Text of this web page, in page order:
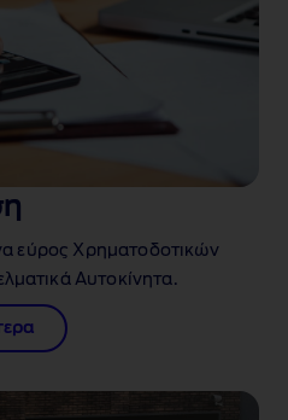
εύρος Χρηματοδοτικών
Αυτοκίνητα.